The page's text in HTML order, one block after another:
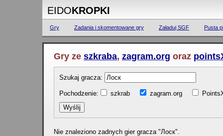
EIDOKROPKI
Gry Zadania i skomentowane gry Załaduj SGF Pusta
Gry ze szkraba, zagram.org oraz
Szukaj gracza:
Pochodzenie: szkrab zagram.org
Nie znaleziono zadnych gier gracza "Лоск".